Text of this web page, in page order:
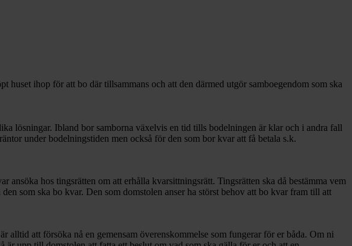
huset ihop för att bo där tillsammans och att den därmed utgör samboegendom som ska
lösningar. Ibland bor samborna växelvis en tid tills bodelningen är klar och i andra fall
under bodelningstiden men också för den som bor kvar att få betala s.k.
hos tingsrätten om att erhålla kvarsittningsrätt. Tingsrätten ska då bestämma vem
som ska bo kvar. Den som domstolen anser ha störst behov att bo kvar fram till att
alltid att försöka nå en gemensam överenskommelse som fungerar för er båda. Om ni